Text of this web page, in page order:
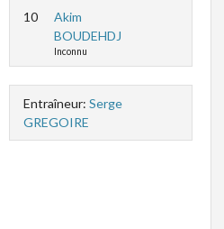
10
Akim
BOUDEHDJ
Inconnu
Entraîneur: Serge
GREGOIRE